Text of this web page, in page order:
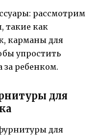
рассмотрим
такие как
карманы для
упростить
за ребенком.
для
для